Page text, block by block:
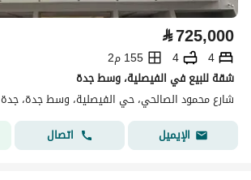
⃁725,000
4
4
155 م2
شقة للبيع في الفيصلية، وسط جدة
شارع محمود الصالحي، حي الفيصلية، وسط جدة، جدة
الإيميل
اتصال